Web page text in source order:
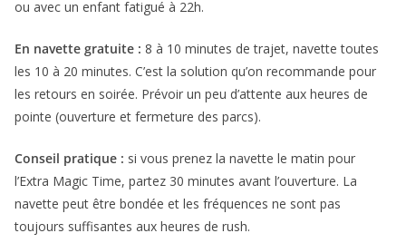
ou avec un enfant fatigué à 22h.
En navette gratuite : 8 à 10 minutes de trajet, navette toutes
les 10 à 20 minutes. C’est la solution qu’on recommande pour
les retours en soirée. Prévoir un peu d’attente aux heures de
pointe (ouverture et fermeture des parcs).
Conseil pratique : si vous prenez la navette le matin pour
l’Extra Magic Time, partez 30 minutes avant l’ouverture. La
navette peut être bondée et les fréquences ne sont pas
toujours suffisantes aux heures de rush.